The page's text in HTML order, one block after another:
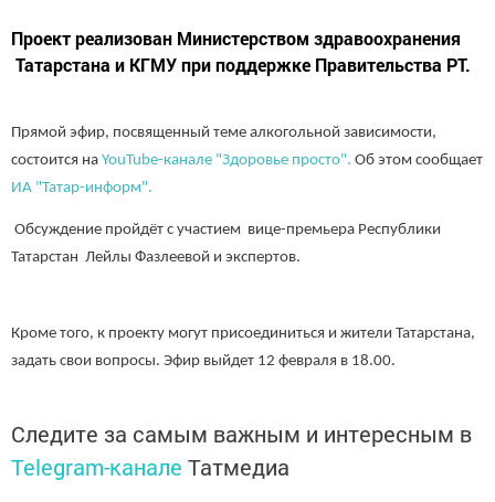
Проект реализован Министерством здравоохранения
Татарстана и КГМУ при поддержке Правительства РТ.
Прямой эфир, посвященный теме алкогольной зависимости,
состоится на YouTube-канале "Здоровье просто". Об этом сообщает
ИА "Татар-информ".
Обсуждение пройдёт с участием вице-премьера Республики
Татарстан Лейлы Фазлеевой и экспертов.
Кроме того, к проекту могут присоединиться и жители Татарстана,
задать свои вопросы. Эфир выйдет 12 февраля в 18.00.
Следите за самым важным и интересным в
Telegram-канале Татмедиа